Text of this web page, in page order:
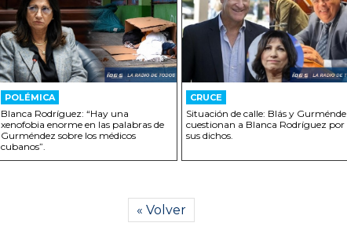
POLÉMICA
Blanca Rodríguez: “Hay una
xenofobia enorme en las palabras de
Gurméndez sobre los médicos
cubanos”.
CRUCE
Situación de calle: Blás y
cuestionan a Blanca Rodríguez por
sus dichos.
« Volver